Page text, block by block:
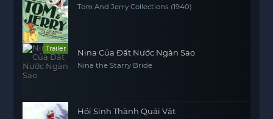
Tom And Jerry Collections (1940)
Trailer Nina Của Đất Nước Ngàn Sao
Nina the Starry Bride
Hồi Sinh Thành Quái Vật